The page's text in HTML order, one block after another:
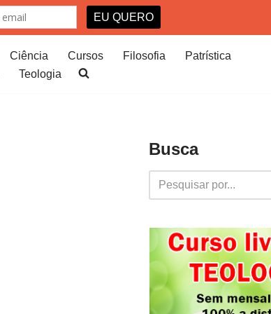
Ciência Cursos Filosofia
Patrística
Teologia
Busca